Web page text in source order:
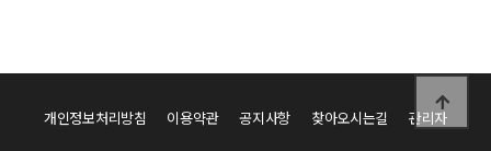
개인정보처리방침 이용약관 공지사항 찾아오시는길 관리자